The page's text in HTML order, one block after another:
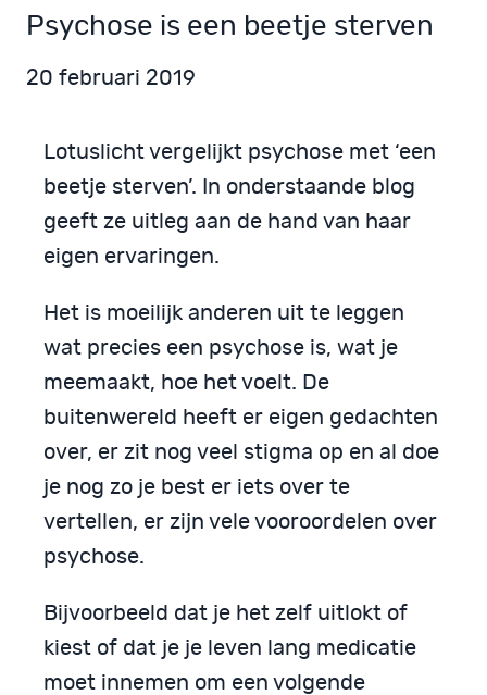
Psychose is een beetje sterven
20 februari 2019
Lotuslicht vergelijkt psychose met ‘een
beetje sterven’. In onderstaande blog
geeft ze uitleg aan de hand van haar
eigen ervaringen.
Het is moeilijk anderen uit te leggen
wat precies een psychose is, wat je
meemaakt, hoe het voelt. De
buitenwereld heeft er eigen gedachten
over, er zit nog veel stigma op en al doe
je nog zo je best er iets over te
vertellen, er zijn vele vooroordelen over
psychose.
Bijvoorbeeld dat je het zelf uitlokt of
kiest of dat je je leven lang medicatie
moet innemen om een volgende